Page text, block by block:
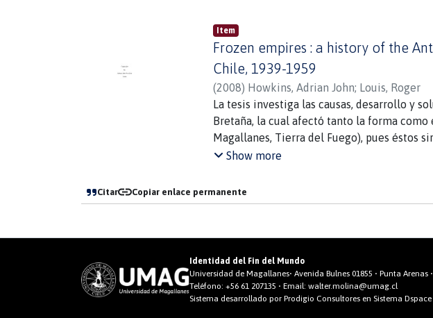
Item
Frozen empires : a history of the
Chile, 1939-1959
(2008) Howkins, Adrian John; Louis, Roger
La tesis investiga las causas, desarrollo y
Bretaña, la cual afectó tanto la forma
Magallanes, Tierra del Fuego), pues éstos
ello el autor emplea los conceptos de
ambiente antártico, sus percepciones
a la disputa soberana, congelando
Show more
Citar Copiar enlace permanente
Identidad del Fin del Mundo
Universidad de Magallanes• Avenida Bulnes 01855 • Punta Arenas
Teléfono:+56 61 207135 • Email:walter.molina@umag.cl
Sistema desarrollado por Prodigio Consultores en Sistema Dspace